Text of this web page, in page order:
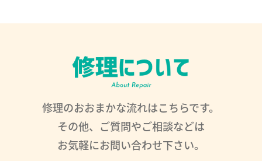
修理のおおまかな流れはこちらです。
その他、ご質問やご相談などは
お気軽にお問い合わせ下さい。